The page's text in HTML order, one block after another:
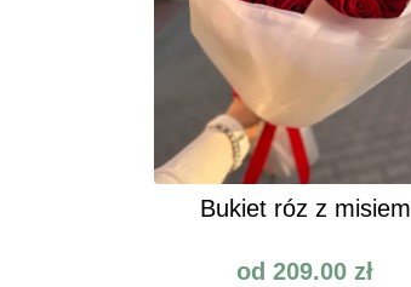
Bukiet róz z misiem
od 209.00 zł